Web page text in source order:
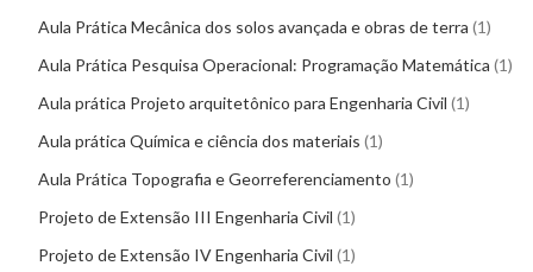
Aula Prática Mecânica dos solos avançada e obras de terra 1
Aula Prática Pesquisa Operacional: Programação Matemática 1
Aula prática Projeto arquitetônico para Engenharia Civil 1
Aula prática Química e ciência dos materiais 1
Aula Prática Topografia e Georreferenciamento 1
Projeto de Extensão III Engenharia Civil 1
Projeto de Extensão IV Engenharia Civil 1